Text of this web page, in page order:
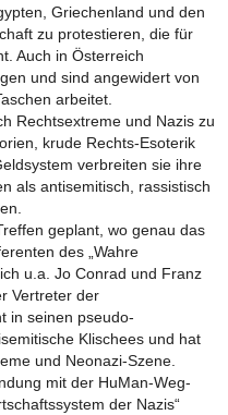
Griechenland und den
zu protestieren, die für
Auch in Österreich
und sind angewidert von
arbeitet.
Rechtsextreme und Nazis zu
krude Rechts-Esoterik
verbreiten sie ihre
als antisemitisch, rassistisch
geplant, wo genau das
des „Wahre
u.a. Jo Conrad und Franz
Vertreter der
in seinen pseudo-
Klischees und hat
und Neonazi-Szene.
mit der HuMan-Weg-
der Nazis“